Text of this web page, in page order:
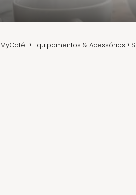
MyCafé Equipamentos & Acessórios